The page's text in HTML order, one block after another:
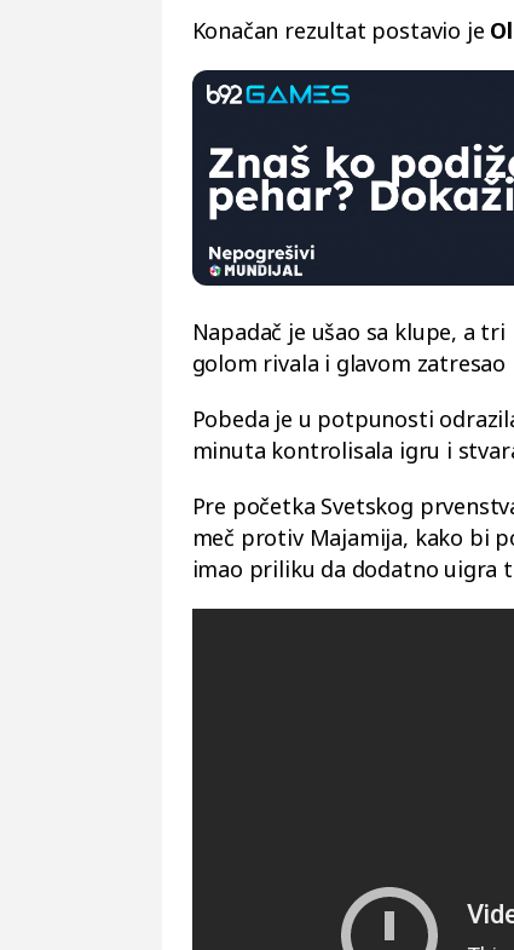
Konačan rezultat postavio je
Napadač je ušao sa klupe, a
golom rivala i glavom zatresao
Pobeda je u potpunosti
minuta kontrolisala igru i
Pre početka Svetskog
meč protiv Majamija, kako bi
imao priliku da dodatno uigra